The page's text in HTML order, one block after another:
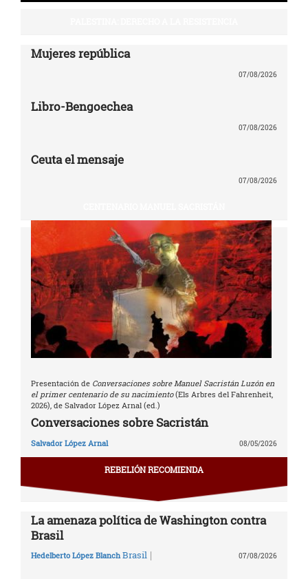
Mujeres república
07/08/2026
Libro-Bengoechea
07/08/2026
Ceuta el mensaje
07/08/2026
Presentación de Conversaciones sobre Manuel Sacristán Luzón en
el primer centenario de su nacimiento(Els Arbres del Fahrenheit,
2026), de Salvador López Arnal (ed.)
Conversaciones sobre Sacristán
Salvador López Arnal 08/05/2026
REBELIÓN RECOMIENDA
La amenaza política de Washington contra
Brasil
Hedelberto López Blanch Brasil | 07/08/2026